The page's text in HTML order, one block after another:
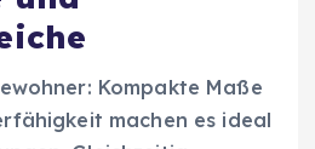
Kompakte Maße
machen es ideal